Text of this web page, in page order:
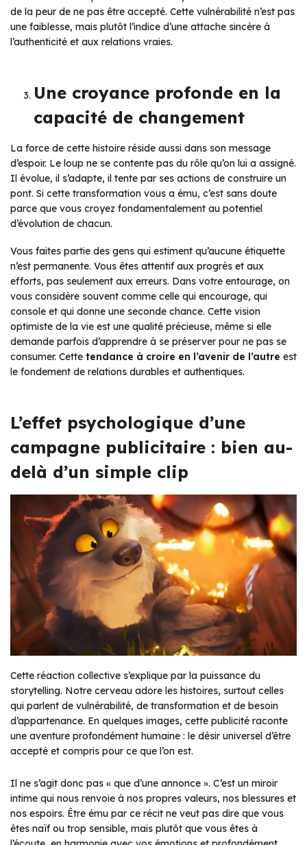
de la peur de ne pas être accepté. Cette vulnérabilité n’est pas
une faiblesse, mais plutôt l’indice d’une attache sincère à
l’authenticité et aux relations vraies.
Une croyance profonde en la
capacité de changement
La force de cette histoire réside aussi dans son message
d’espoir. Le loup ne se contente pas du rôle qu’on lui a assigné.
Il évolue, il s’adapte, il tente par ses actions de construire un
pont. Si cette transformation vous a ému, c’est sans doute
parce que vous croyez fondamentalement au potentiel
d’évolution de chacun.
Vous faites partie des gens qui estiment qu’aucune étiquette
n’est permanente. Vous êtes attentif aux progrès et aux
efforts, pas seulement aux erreurs. Dans votre entourage, on
vous considère souvent comme celle qui encourage, qui
console et qui donne une seconde chance. Cette vision
optimiste de la vie est une qualité précieuse, même si elle
demande parfois d’apprendre à se préserver pour ne pas se
consumer. Cette tendance à croire en l’avenir de l’autre est
le fondement de relations durables et authentiques.
L’effet psychologique d’une
campagne publicitaire : bien au-
delà d’un simple clip
Cette réaction collective s’explique par la puissance du
storytelling. Notre cerveau adore les histoires, surtout celles
qui parlent de vulnérabilité, de transformation et de besoin
d’appartenance. En quelques images, cette publicité raconte
une aventure profondément humaine : le désir universel d’être
accepté et compris pour ce que l’on est.
Il ne s’agit donc pas « que d’une annonce ». C’est un miroir
intime qui nous renvoie à nos propres valeurs, nos blessures et
nos espoirs. Être ému par ce récit ne veut pas dire que vous
êtes naïf ou trop sensible, mais plutôt que vous êtes à